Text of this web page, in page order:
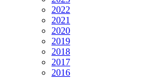
2022
2021
2020
2019
2018
2017
2016